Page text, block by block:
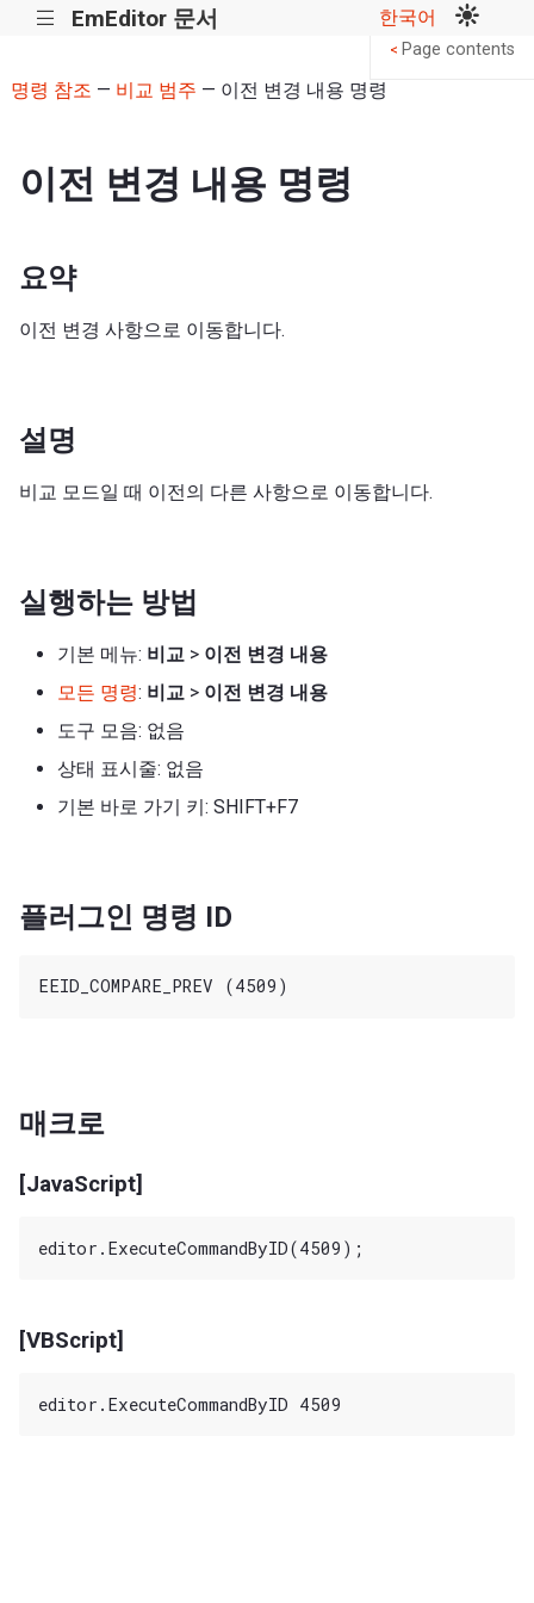
||| EmEditor 문서 한국어
명령 참조 — 비교 범주 — 이전 변경 내용 명령
이전 변경 내용 명령
요약
이전 변경 사항으로 이동합니다.
설명
비교 모드일 때 이전의 다른 사항으로 이동합니다.
실행하는 방법
기본 메뉴: 비교 > 이전 변경 내용
모든 명령: 비교 > 이전 변경 내용
도구 모음: 없음
상태 표시줄: 없음
기본 바로 가기 키: SHIFT+F7
플러그인 명령 ID
매크로
[JavaScript]
[VBScript]
< Page contents